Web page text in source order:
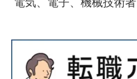
電気、電子、機械技術者